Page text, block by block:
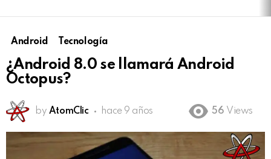
Android Tecnología
¿Android 8.0 se llamará Android
Octopus?
by AtomClic hace 9 años 56 Views